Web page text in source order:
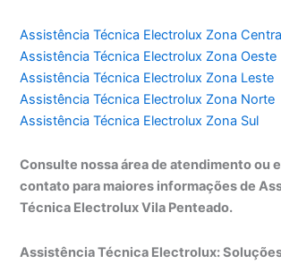
Assistência Técnica Electrolux Zona
Assistência Técnica Electrolux Zona Oeste
Assistência Técnica Electrolux Zona Leste
Assistência Técnica Electrolux Zona Norte
Assistência Técnica Electrolux Zona Sul
Consulte nossa área de atendimento ou
contato para maiores informações de
Técnica Electrolux Vila Penteado.
Assistência Técnica Electrolux: